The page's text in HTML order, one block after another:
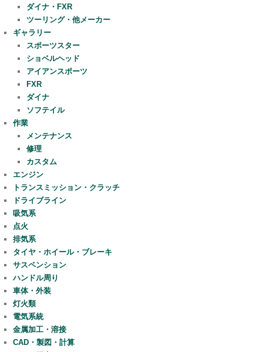
ダイナ・FXR
ツーリング・他メーカー
ギャラリー
スポーツスター
ショベルヘッド
アイアンスポーツ
FXR
ダイナ
ソフテイル
作業
メンテナンス
修理
カスタム
エンジン
トランスミッション・クラッチ
ドライブライン
吸気系
点火
排気系
タイヤ・ホイール・ブレーキ
サスペンション
ハンドル周り
車体・外装
灯火類
電気系統
金属加工・溶接
CAD・製図・計算